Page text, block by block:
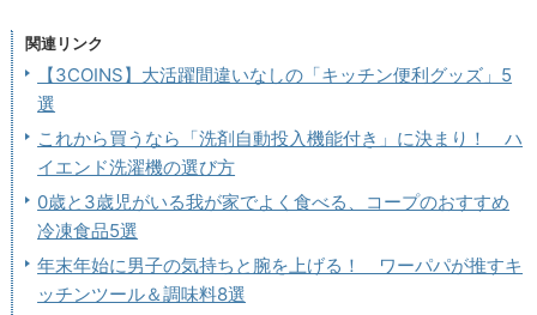
関連リンク
【3COINS】大活躍間違いなしの「キッチン便利グッズ」5
選
これから買うなら「洗剤自動投入機能付き」に決まり！ ハ
イエンド洗濯機の選び方
0歳と3歳児がいる我が家でよく食べる、コープのおすすめ
冷凍食品5選
年末年始に男子の気持ちと腕を上げる！ ワーパパが推すキ
ッチンツール＆調味料8選